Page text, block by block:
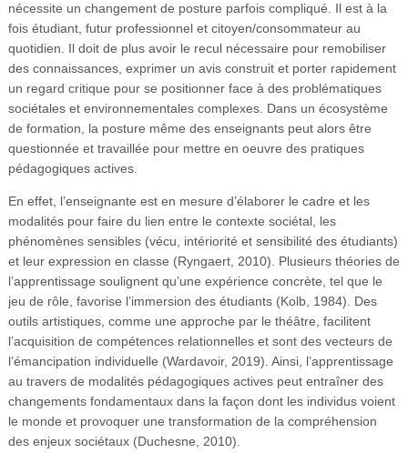
nécessite un changement de posture parfois compliqué. Il est à la
fois étudiant, futur professionnel et citoyen/consommateur au
quotidien. Il doit de plus avoir le recul nécessaire pour remobiliser
des connaissances, exprimer un avis construit et porter rapidement
un regard critique pour se positionner face à des problématiques
sociétales et environnementales complexes. Dans un écosystème
de formation, la posture même des enseignants peut alors être
questionnée et travaillée pour mettre en oeuvre des pratiques
pédagogiques actives.
En effet, l’enseignante est en mesure d’élaborer le cadre et les
modalités pour faire du lien entre le contexte sociétal, les
phénomènes sensibles (vécu, intériorité et sensibilité des étudiants)
et leur expression en classe (Ryngaert, 2010). Plusieurs théories de
l’apprentissage soulignent qu’une expérience concrète, tel que le
jeu de rôle, favorise l’immersion des étudiants (Kolb, 1984). Des
outils artistiques, comme une approche par le théâtre, facilitent
l’acquisition de compétences relationnelles et sont des vecteurs de
l’émancipation individuelle (Wardavoir, 2019). Ainsi, l’apprentissage
au travers de modalités pédagogiques actives peut entraîner des
changements fondamentaux dans la façon dont les individus voient
le monde et provoquer une transformation de la compréhension
des enjeux sociétaux (Duchesne, 2010).